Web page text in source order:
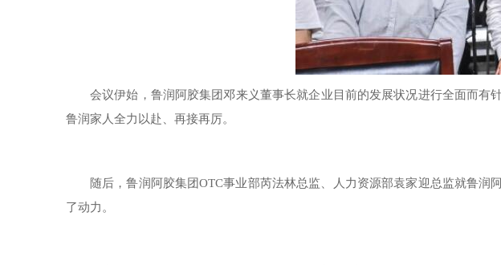
会议伊始，鲁润阿胶集团邓来义董事长就企业目前的发展状况进行全面而
鲁润家人全力以赴、再接再厉。
随后，鲁润阿胶集团OTC事业部芮法林总监、人力资源部袁家迎总监就鲁
了动力。